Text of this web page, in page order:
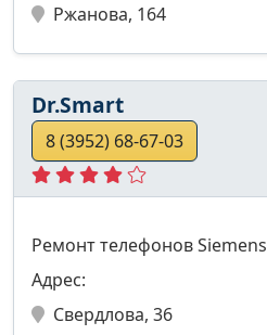
Ржанова, 164
Dr.Smart
8 (3952) 68-67-03
Ремонт телефонов Siemens
Адрес:
Свердлова, 36